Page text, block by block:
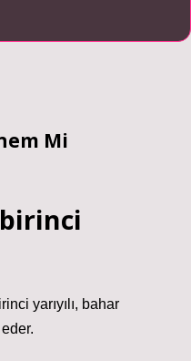
Mi
yarıyılı, bahar